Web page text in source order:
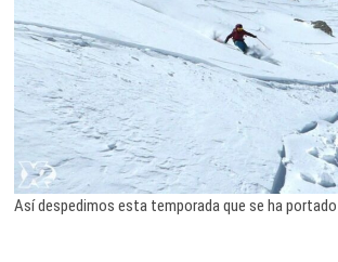
Así despedimos esta temporada que se ha